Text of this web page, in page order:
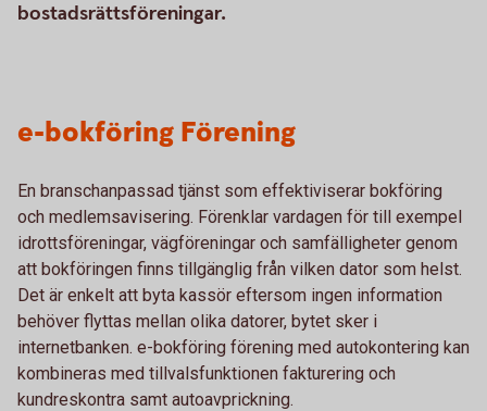
bostadsrättsföreningar.
e-bokföring Förening
En branschanpassad tjänst som effektiviserar bokföring
och medlemsavisering. Förenklar vardagen för till exempel
idrottsföreningar, vägföreningar och samfälligheter genom
att bokföringen finns tillgänglig från vilken dator som helst.
Det är enkelt att byta kassör eftersom ingen information
behöver flyttas mellan olika datorer, bytet sker i
internetbanken. e-bokföring förening med autokontering kan
kombineras med tillvalsfunktionen fakturering och
kundreskontra samt autoavprickning.